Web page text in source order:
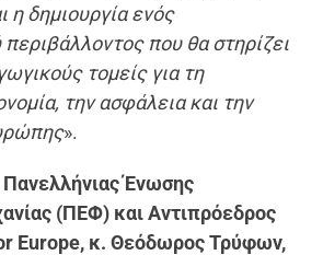
η δημιουργία ενός
που θα στηρίζει
τομείς για τη
την ασφάλεια και την
».
Ένωσης
(ΠΕΦ) και Αντιπρόεδρος
Europe, κ. Θεόδωρος Τρύφων,